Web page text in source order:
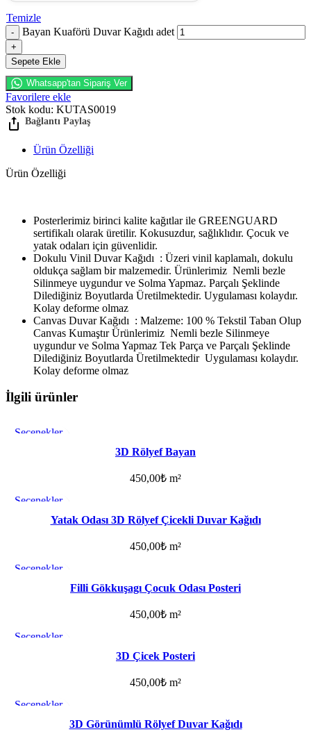
Temizle
Bayan Kuaförü Duvar Kağıdı adet
Sepete Ekle
Whatsapp'tan Sipariş Ver
Favorilere ekle
Stok kodu: KUTAS0019
Ürün Özelliği
Ürün Özelliği
Posterlerimiz birinci kalite kağıtlar ile GREENGUARD
sertifikalı olarak üretilir. Kokusuzdur, sağlıklıdır. Çocuk ve
yatak odaları için güvenlidir.
Dokulu Vinil Duvar Kağıdı : Üzeri vinil kaplamalı, dokulu
oldukça sağlam bir malzemedir. Ürünlerimiz Nemli bezle
Silinmeye uygundur ve Solma Yapmaz. Parçalı Şeklinde
Dilediğiniz Boyutlarda Üretilmektedir. Uygulaması kolaydır.
Kolay deforme olmaz
Canvas Duvar Kağıdı : Malzeme: 100 % Tekstil Taban Olup
Canvas Kumaştır Ürünlerimiz Nemli bezle Silinmeye
uygundur ve Solma Yapmaz Tek Parça ve Parçalı Şeklinde
Dilediğiniz Boyutlarda Üretilmektedir Uygulaması kolaydır.
Kolay deforme olmaz
İlgili ürünler
Seçenekler
3D Rölyef Bayan
450,00₺ m²
Seçenekler
Favorilere ekleYatak Odası 3D Rölyef Çicekli Duvar Kağıdı
450,00₺ m²
Seçenekler
Favorilere ekleFilli Gökkuşagı Çocuk Odası Posteri
450,00₺ m²
Seçenekler
3D Çicek Posteri
450,00₺ m²
Seçenekler
Favorilere ekle3D Görünümlü Rölyef Duvar Kağıdı